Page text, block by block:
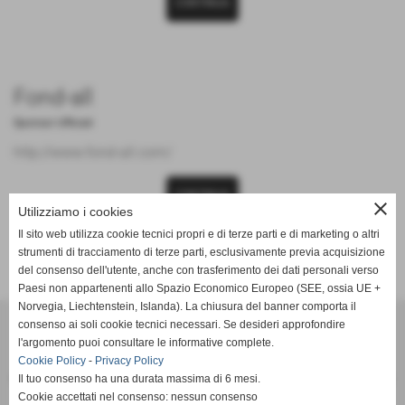
Fond-all
CONTINUA
SCANDIANESE CALCIO - ASSOCIAZIONE SPORTIVA DILETTANTISTICA
v. Dell´Eco 10 int. 1 Chiozza - 42019 Scandiano (Reggio Emilia)
P.I. Partita IVA 02444480350 C.F Codice Fiscale 91152640354
Via Dell´Eco n.° 10 - Chiozza -42019 - SCANDIANO - REGGIO EMILIA - 42019 - SCANDIANO (REGGIO EMILIA)
Tel. 0522 855072 Fax 0522 765574
close
Utilizziamo i cookies
Il sito web utilizza cookie tecnici propri e di terze parti e di marketing o altri
strumenti di tracciamento di terze parti, esclusivamente previa acquisizione
del consenso dell'utente, anche con trasferimento dei dati personali verso
Paesi non appartenenti allo Spazio Economico Europeo (SEE, ossia UE +
Norvegia, Liechtenstein, Islanda). La chiusura del banner comporta il
consenso ai soli cookie tecnici necessari. Se desideri approfondire
l'argomento puoi consultare le informative complete.
Cookie Policy - Privacy Policy
Il tuo consenso ha una durata massima di 6 mesi.
Cookie accettati nel consenso: nessun consenso